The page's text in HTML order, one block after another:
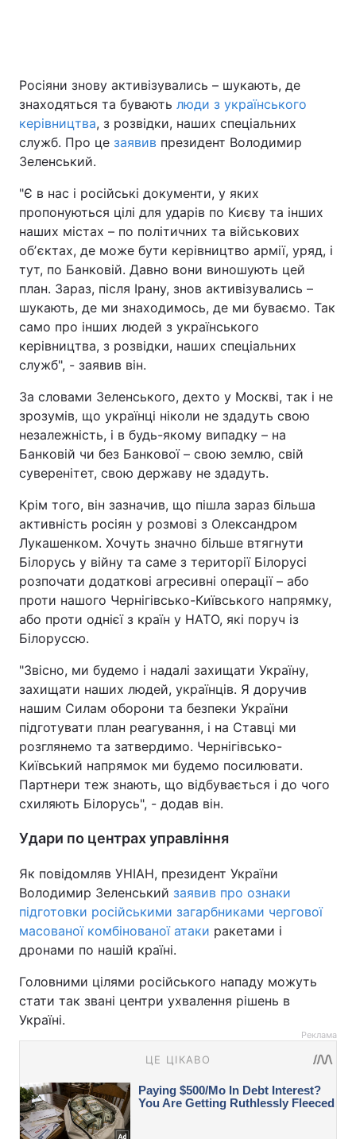
Росіяни знову активізувались – шукають, де
знаходяться та бувають люди з українського
керівництва, з розвідки, наших спеціальних
служб. Про це заявив президент Володимир
Зеленський.
"Є в нас і російські документи, у яких
пропонуються цілі для ударів по Києву та інших
наших містах – по політичних та військових
обʼєктах, де може бути керівництво армії, уряд, і
тут, по Банковій. Давно вони виношують цей
план. Зараз, після Ірану, знов активізувались –
шукають, де ми знаходимось, де ми буваємо. Так
само про інших людей з українського
керівництва, з розвідки, наших спеціальних
служб", - заявив він.
За словами Зеленського, дехто у Москві, так і не
зрозумів, що українці ніколи не здадуть свою
незалежність, і в будь-якому випадку – на
Банковій чи без Банкової – свою землю, свій
суверенітет, свою державу не здадуть.
Крім того, він зазначив, що пішла зараз більша
активність росіян у розмові з Олександром
Лукашенком. Хочуть значно більше втягнути
Білорусь у війну та саме з території Білорусі
розпочати додаткові агресивні операції – або
проти нашого Чернігівсько-Київського напрямку,
або проти однієї з країн у НАТО, які поруч із
Білоруссю.
"Звісно, ми будемо і надалі захищати Україну,
захищати наших людей, українців. Я доручив
нашим Силам оборони та безпеки України
підготувати план реагування, і на Ставці ми
розглянемо та затвердимо. Чернігівсько-
Київський напрямок ми будемо посилювати.
Партнери теж знають, що відбувається і до чого
схиляють Білорусь", - додав він.
Удари по центрах управління
Як повідомляв УНІАН, президент України
Володимир Зеленський заявив про ознаки
підготовки російськими загарбниками чергової
масованої комбінованої атаки ракетами і
дронами по нашій країні.
Головними цілями російського нападу можуть
стати так звані центри ухвалення рішень в
Україні.
Реклама